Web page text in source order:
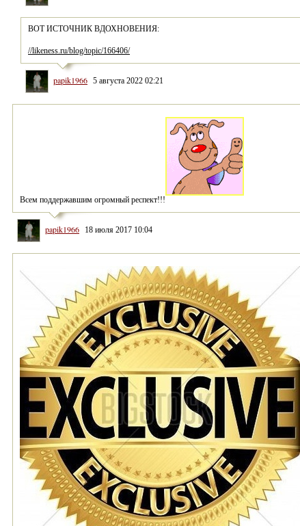
//likeness.ru/blog/topic/166406/
papik1966 5 августа 2022 02:21
Всем поддержавшим огромный респект!!!
papik1966 18 июля 2017 10:04